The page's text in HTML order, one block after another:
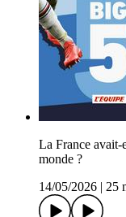
La France avait-
monde ?
14/05/2026
25